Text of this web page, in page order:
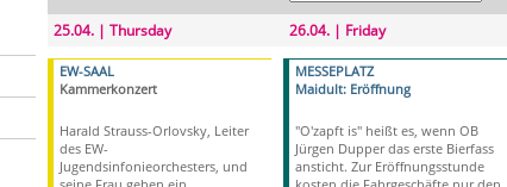
25.04. | Thursday
EW-SAAL
Kammerkonzert
Harald Strauss-Orlovsky, Leiter
des EW-
Jugendsinfonieorchesters, und
26.04. | Friday
MESSEPLATZ
Maidult: Eröffnung
"O'zapft is" heißt es, wenn OB
Jürgen Dupper das erste Bierfass
ansticht. Zur Eröffnungsstunde